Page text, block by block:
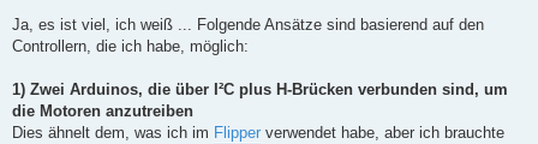
Ja, es ist viel, ich weiß ... Folgende Ansätze sind basierend auf den
Controllern, die ich habe, möglich:
1) Zwei Arduinos, die über I²C plus H-Brücken verbunden sind, um
die Motoren anzutreiben
Dies ähnelt dem, was ich im Flipper verwendet habe, aber ich brauchte